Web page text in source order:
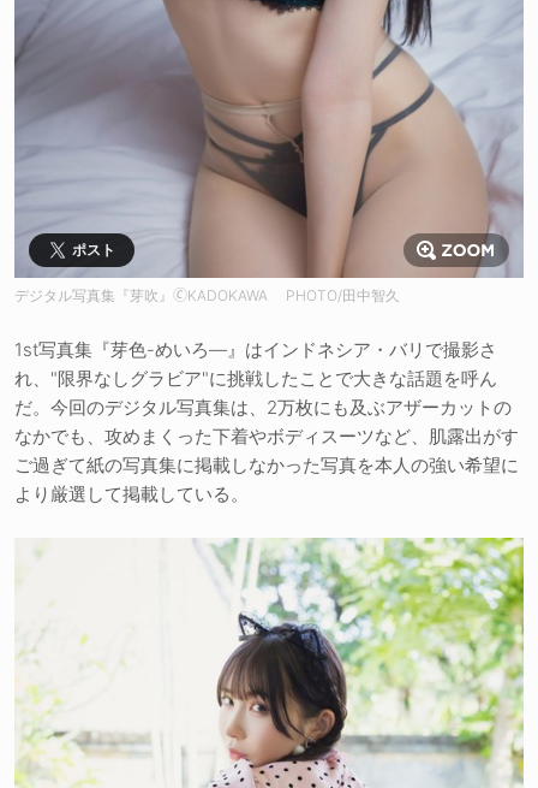
ポスト
デジタル写真集『芽吹』🄫KADOKAWA PHOTO/田中智久
1st写真集『芽色-めいろ―』はインドネシア・バリで撮影さ
れ、"限界なしグラビア"に挑戦したことで大きな話題を呼ん
だ。今回のデジタル写真集は、2万枚にも及ぶアザーカットの
なかでも、攻めまくった下着やボディスーツなど、肌露出がす
ご過ぎて紙の写真集に掲載しなかった写真を本人の強い希望に
より厳選して掲載している。